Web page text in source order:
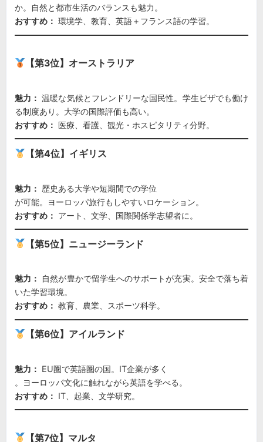
か。自然と都市生活のバランスも魅力。
おすすめ： 環境学、教育、英語＋フランス語の学習。
【第3位】オーストラリア
魅力： 温暖な気候とフレンドリーな国民性。学生ビザでも働け
る制度あり。大学の国際評価も高い。
おすすめ： 医療、看護、観光・ホスピタリティ分野。
【第4位】イギリス
魅力： 歴史ある大学や短期間での学位
が可能。ヨーロッパ旅行もしやすいロケーション。
おすすめ： アート、文学、国際関係学志望者に。
【第5位】ニュージーランド
魅力：
自然が豊かで留学生へのサポートが充実。安全で落ち着
いた学習環境。
おすすめ： 教育、農業、スポーツ科学。
【第6位】アイルランド
魅力： EU圏で英語圏の国。IT企業が多く
。ヨーロッパ文化に触れながら英語を学べる。
おすすめ： IT、起業、文学研究。
【第7位】マルタ